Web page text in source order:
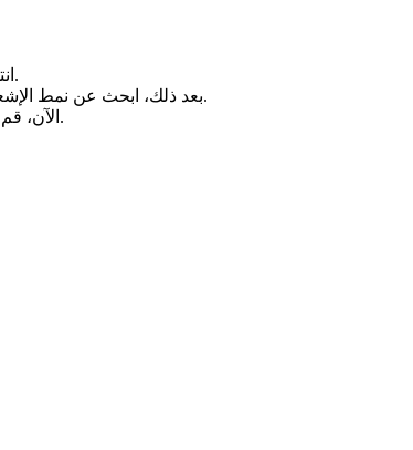
انتقل إلى إعدادات هاتفك. الآن قم بالتمرير لأسفل وابحث عن خيار الإشعارات.
بعد ذلك، ابحث عن نمط الإشعارات. للخطوة التالية، ابحث عن يوتيوب تحت نمط الإشعارات واضغط عليه.
الآن، قم بتشغيل نوع الإشعارات التي تريدها من خلال النقر على السماح بالإشعارات.